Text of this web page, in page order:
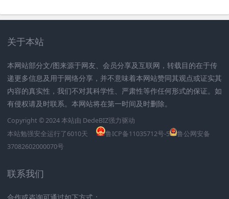
关于本站
本网站部分文/图来源于网友、会员分享及互联网，转载目的在于传
递更多信息及用于网络分享，并不意味着本网站赞同其观点或证实其
内容的真实性，我们不对其科学性、严肃性等作任何形式的保证。如
有侵权请及时联系。本网站将在第一时间及时删除。
Copyright © 2024 本站由 DedeBIZ强力驱动
本站勉强安全运行了6010天 鲁ICP备11035712号-5
鲁公网安备
37082602000070号
联系我们